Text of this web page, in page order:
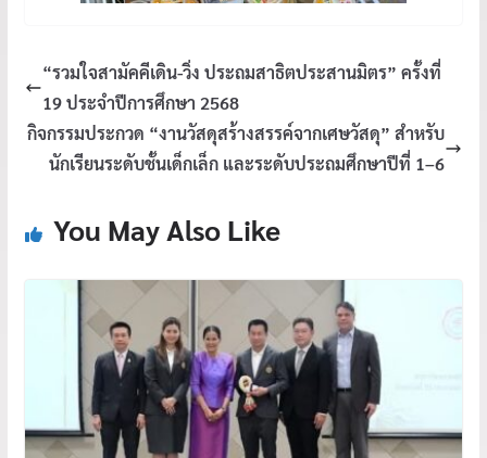
“รวมใจสามัคคีเดิน-วิ่ง ประถมสาธิตประสานมิตร” ครั้งที่
19 ประจำปีการศึกษา 2568
กิจกรรมประกวด “งานวัสดุสร้างสรรค์จากเศษวัสดุ” สำหรับ
นักเรียนระดับชั้นเด็กเล็ก และระดับประถมศึกษาปีที่ 1–6
You May Also Like